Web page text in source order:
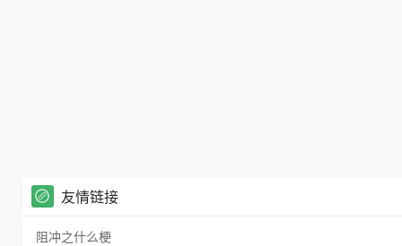
友情链接
阻冲之什么梗